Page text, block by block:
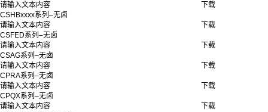
请输入文本内容
CSHBxxxx系列–无卤
下载
请输入文本内容
CSFED系列–无卤
下载
请输入文本内容
CSAG系列–无卤
下载
请输入文本内容
CPRA系列–无卤
下载
请输入文本内容
CPQX系列–无卤
下载
请输入文本内容
下载